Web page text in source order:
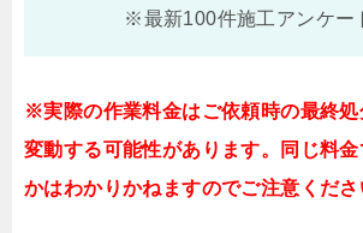
※最新100件施工アンケー
※実際の作業料金はご依頼時の最終処
変動する可能性があります。同じ料金
かはわかりかねますのでご注意くださ